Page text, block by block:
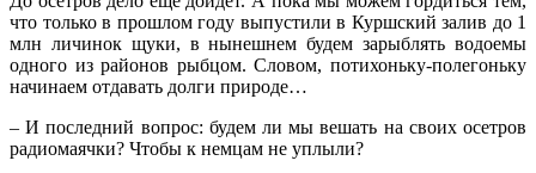
что только в прошлом году выпустили в Куршский залив до 1
млн личинок щуки, в нынешнем будем зарыблять водоемы
одного из районов рыбцом. Словом, потихоньку-полегоньку
начинаем отдавать долги природе…
– И последний вопрос: будем ли мы вешать на своих осетров
радиомаячки? Чтобы к немцам не уплыли?